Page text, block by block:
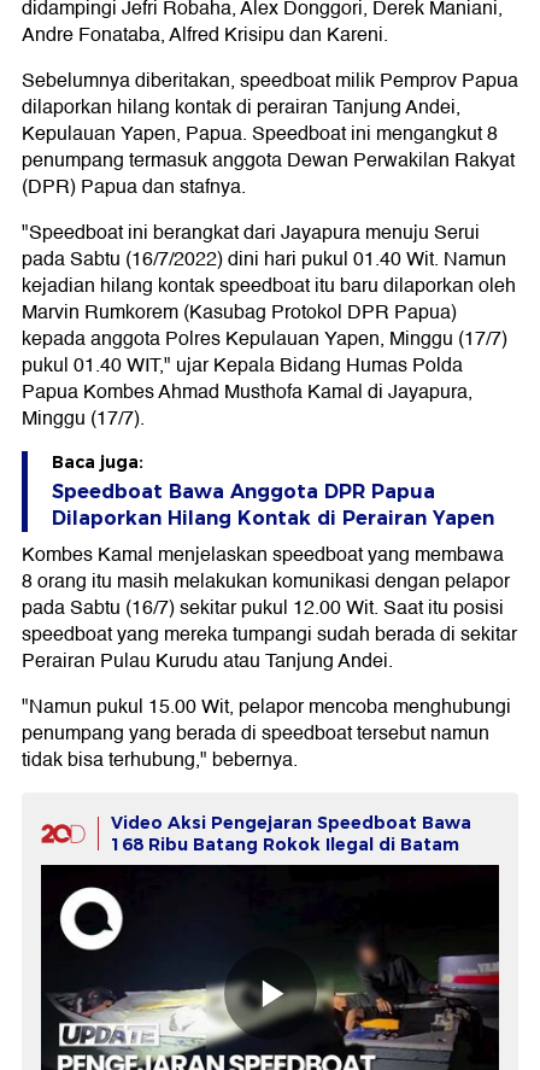
didampingi Jefri Robaha, Alex Donggori, Derek Maniani,
Andre Fonataba, Alfred Krisipu dan Kareni.
Sebelumnya diberitakan, speedboat milik Pemprov Papua
dilaporkan hilang kontak di perairan Tanjung Andei,
Kepulauan Yapen, Papua. Speedboat ini mengangkut 8
penumpang termasuk anggota Dewan Perwakilan Rakyat
(DPR) Papua dan stafnya.
"Speedboat ini berangkat dari Jayapura menuju Serui
pada Sabtu (16/7/2022) dini hari pukul 01.40 Wit. Namun
kejadian hilang kontak speedboat itu baru dilaporkan oleh
Marvin Rumkorem (Kasubag Protokol DPR Papua)
kepada anggota Polres Kepulauan Yapen, Minggu (17/7)
pukul 01.40 WIT," ujar Kepala Bidang Humas Polda
Papua Kombes Ahmad Musthofa Kamal di Jayapura,
Minggu (17/7).
Baca juga:
Speedboat Bawa Anggota DPR Papua
Dilaporkan Hilang Kontak di Perairan Yapen
Kombes Kamal menjelaskan speedboat yang membawa
8 orang itu masih melakukan komunikasi dengan pelapor
pada Sabtu (16/7) sekitar pukul 12.00 Wit. Saat itu posisi
speedboat yang mereka tumpangi sudah berada di sekitar
Perairan Pulau Kurudu atau Tanjung Andei.
"Namun pukul 15.00 Wit, pelapor mencoba menghubungi
penumpang yang berada di speedboat tersebut namun
tidak bisa terhubung," bebernya.
Video Aksi Pengejaran Speedboat Bawa
168 Ribu Batang Rokok Ilegal di Batam